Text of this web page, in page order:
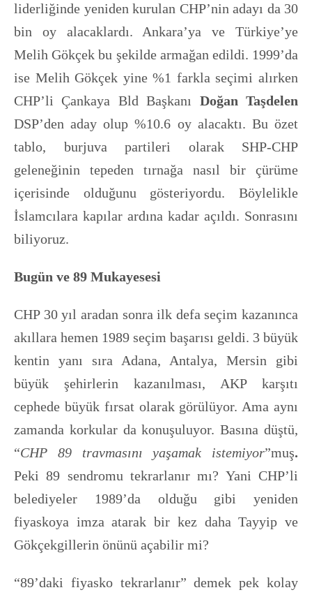
liderliğinde yeniden kurulan CHP’nin adayı da 30
bin oy alacaklardı. Ankara’ya ve Türkiye’ye
Melih Gökçek bu şekilde armağan edildi. 1999’da
ise Melih Gökçek yine %1 farkla seçimi alırken
CHP’li Çankaya Bld Başkanı Doğan Taşdelen
DSP’den aday olup %10.6 oy alacaktı. Bu özet
tablo, burjuva partileri olarak SHP-CHP
geleneğinin tepeden tırnağa nasıl bir çürüme
içerisinde olduğunu gösteriyordu. Böylelikle
İslamcılara kapılar ardına kadar açıldı. Sonrasını
biliyoruz.
Bugün ve 89 Mukayesesi
CHP 30 yıl aradan sonra ilk defa seçim kazanınca
akıllara hemen 1989 seçim başarısı geldi. 3 büyük
kentin yanı sıra Adana, Antalya, Mersin gibi
büyük şehirlerin kazanılması, AKP karşıtı
cephede büyük fırsat olarak görülüyor. Ama aynı
zamanda korkular da konuşuluyor. Basına düştü,
“CHP 89 travmasını yaşamak istemiyor”muş.
Peki 89 sendromu tekrarlanır mı? Yani CHP’li
belediyeler 1989’da olduğu gibi yeniden
fiyaskoya imza atarak bir kez daha Tayyip ve
Gökçekgillerin önünü açabilir mi?
“89’daki fiyasko tekrarlanır” demek pek kolay